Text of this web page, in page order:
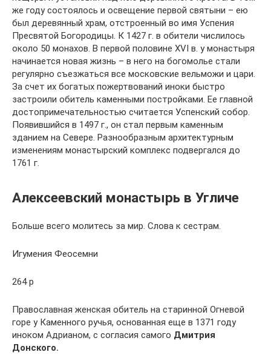
же году состоялось и освещение первой святыни – ею
был деревянный храм, отстроенный во имя Успения
Пресвятой Богородицы. К 1427 г. в обители числилось
около 50 монахов. В первой половине XVI в. у монастыря
начинается новая жизнь – в него на богомолье стали
регулярно съезжаться все московские вельможи и цари.
За счет их богатых пожертвований иноки быстро
застроили обитель каменными постройками. Ее главной
достопримечательностью считается Успенский собор.
Появившийся в 1497 г., он стал первым каменным
зданием на Севере. Разнообразным архитектурным
изменениям монастырский комплекс подвергался до
1761 г.
Алексеевский монастырь в Угличе
Больше всего молитесь за мир. Слова к сестрам.
Игумения Феосемни
264 р
Православная женская обитель на старинной Огневой
горе у Каменного ручья, основанная еще в 1371 году
иноком Адрианом, с согласия самого Дмитрия
Донского.